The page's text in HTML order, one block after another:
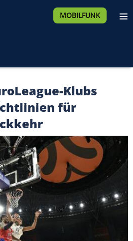
MOBILFUNK
Klubs
für